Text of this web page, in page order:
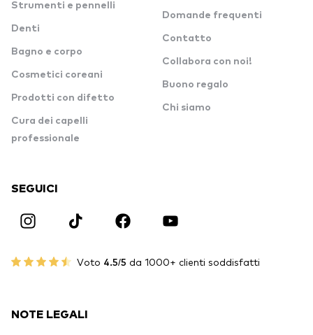
Strumenti e pennelli
Denti
Bagno e corpo
Cosmetici coreani
Prodotti con difetto
Cura dei capelli
professionale
Domande frequenti
Contatto
Collabora con noi!
Buono regalo
Chi siamo
SEGUICI
Voto 4.5/5 da 1000+ clienti soddisfatti
NOTE LEGALI